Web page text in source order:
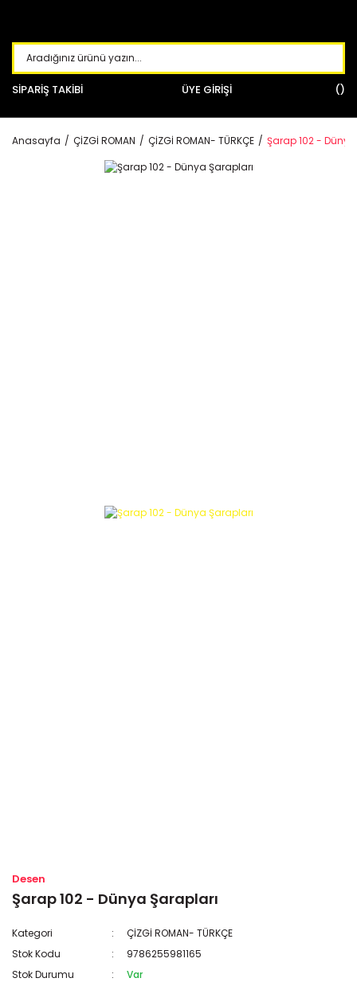
SİPARİŞ TAKİBİ ÜYE GİRİŞİ
Anasayfa ÇİZGİ ROMAN ÇİZGİ ROMAN- TÜRKÇE Şarap 102 -
Desen
Şarap 102 - Dünya Şarapları
Kategori
ÇİZGİ ROMAN- TÜRKÇE
Stok Kodu
9786255981165
Stok Durumu
Var